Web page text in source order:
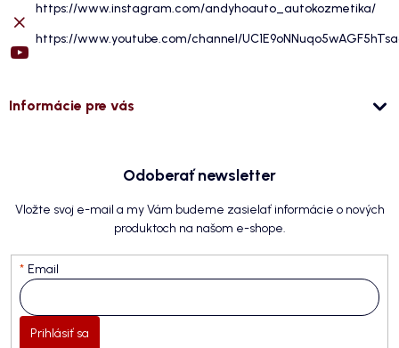
https://www.instagram.com/andyhoauto_autokozmetika/
https://www.youtube.com/channel/
Informácie pre vás
Odoberať newsletter
Vložte svoj e-mail a my Vám budeme zasielať informácie o nových
produktoch na našom e-shope.
Email
Prihlásiť sa